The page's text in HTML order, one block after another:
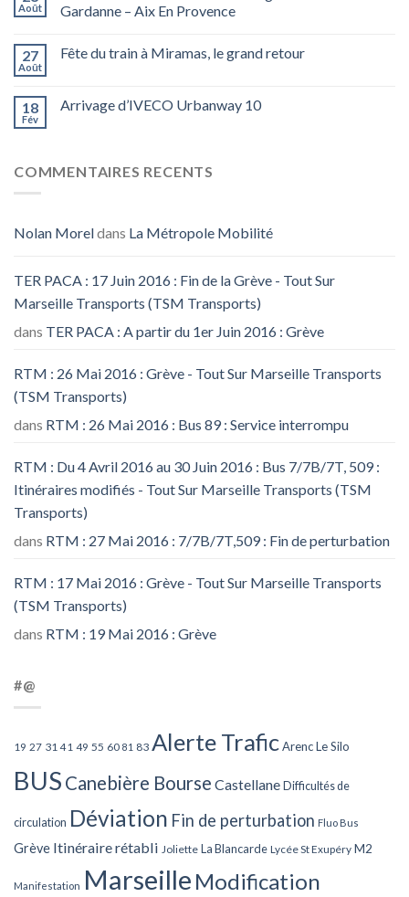
Août
Gardanne – Aix En Provence
27
Août
Fête du train à Miramas, le grand retour
18
Fév
Arrivage d’IVECO Urbanway 10
COMMENTAIRES RECENTS
Nolan Moreldans La Métropole Mobilité
TER PACA : 17 Juin 2016 : Fin de la Grève - Tout Sur
Marseille Transports (TSM Transports)
dans TER PACA : A partir du 1er Juin 2016 : Grève
RTM : 26 Mai 2016 : Grève - Tout Sur Marseille Transports
(TSM Transports)
dans RTM : 26 Mai 2016 : Bus 89 : Service interrompu
RTM : Du 4 Avril 2016 au 30 Juin 2016 : Bus 7/7B/7T, 509 :
Itinéraires modifiés - Tout Sur Marseille Transports (TSM
Transports)
dans RTM : 27 Mai 2016 : 7/7B/7T,509 : Fin de perturbation
RTM : 17 Mai 2016 : Grève - Tout Sur Marseille Transports
(TSM Transports)
dans RTM : 19 Mai 2016 : Grève
#@
19 27 31 41 49 55 60 81 83 Alerte TraficArenc Le Silo
BUS Canebière Bourse Castellane Difficultés de
circulation Déviation Fin de perturbation Fluo Bus
Grève Itinéraire rétabli Joliette La Blancarde Lycée St Exupéry M2
Manifestation Marseille Modification